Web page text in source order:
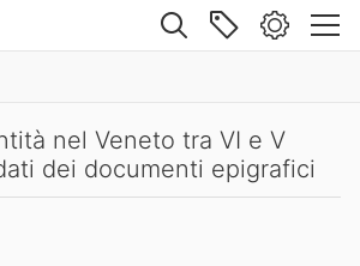
Minora Latino-Sabellica. II : un trofeo in osco da Poggio Cinolfo (AQ)
Mirabello Eclano. Monumenti epigrafici oschi scoperti ad Aeclanum
nel Veneto tra VI e V
dei documenti epigrafici